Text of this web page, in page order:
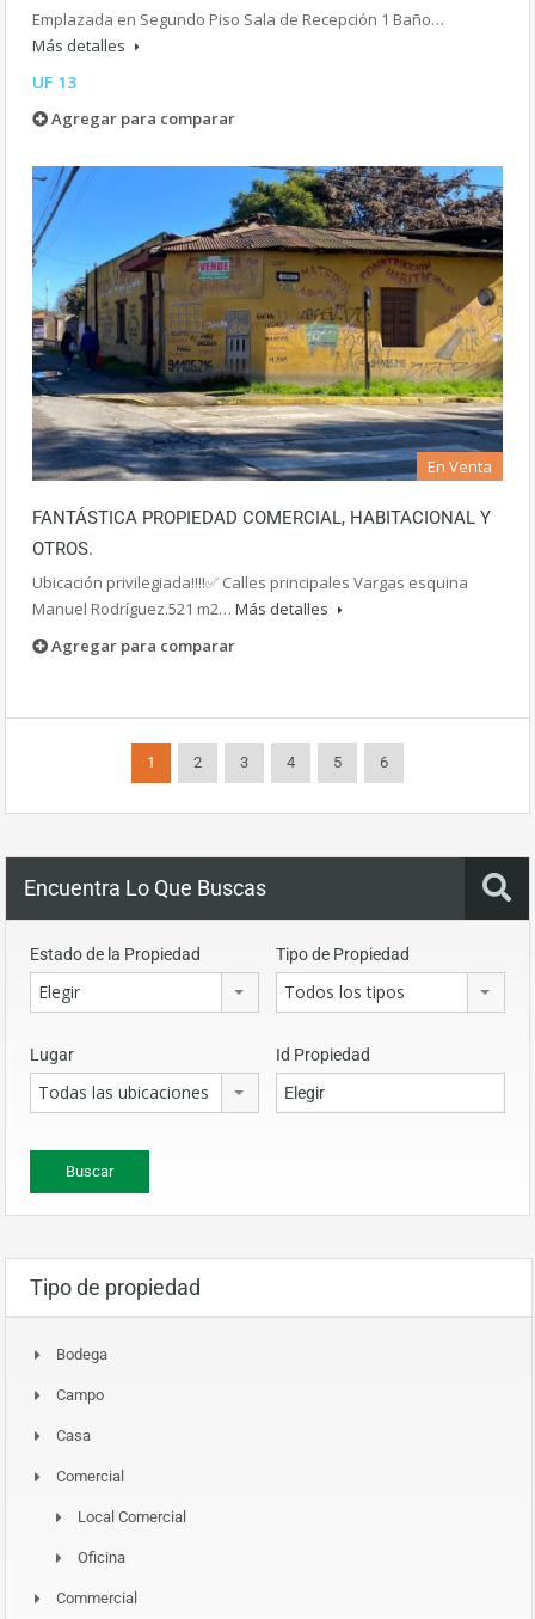
Emplazada en Segundo Piso Sala de Recepción 1 Baño…
Más detalles
UF 13
Agregar para comparar
En Venta
FANTÁSTICA PROPIEDAD COMERCIAL, HABITACIONAL Y
OTROS.
Ubicación privilegiada!!!!✅ Calles principales Vargas esquina
Manuel Rodríguez.521 m2… Más detalles
Agregar para comparar
1 2 3 4 5 6
Encuentra Lo Que Buscas
Estado de la Propiedad
Elegir
Tipo de Propiedad
Todos los tipos
Lugar
Todas las ubicaciones
Id Propiedad
Tipo de propiedad
Bodega
Campo
Casa
Comercial
Local Comercial
Oficina
Commercial